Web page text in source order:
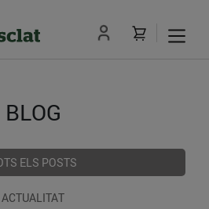
BLOG
ELS POSTS
ACTUALITAT